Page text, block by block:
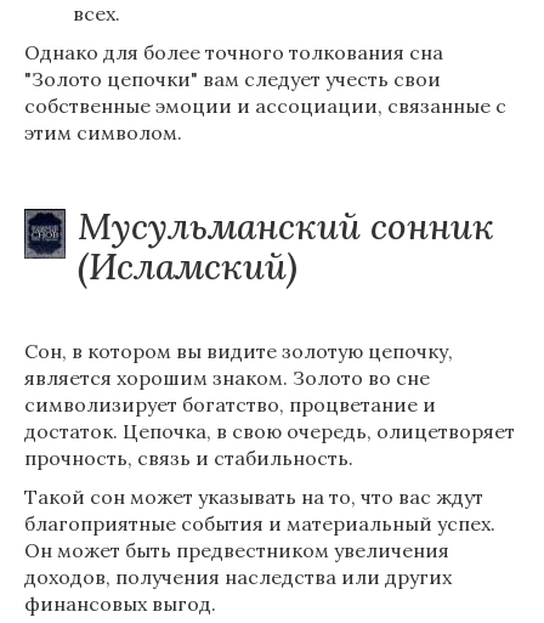
всех.
Однако для более точного толкования сна
"Золото цепочки" вам следует учесть свои
собственные эмоции и ассоциации, связанные с
этим символом.
Мусульманский сонник
(Исламский)
Сон, в котором вы видите золотую цепочку,
является хорошим знаком. Золото во сне
символизирует богатство, процветание и
достаток. Цепочка, в свою очередь, олицетворяет
прочность, связь и стабильность.
Такой сон может указывать на то, что вас ждут
благоприятные события и материальный успех.
Он может быть предвестником увеличения
доходов, получения наследства или других
финансовых выгод.